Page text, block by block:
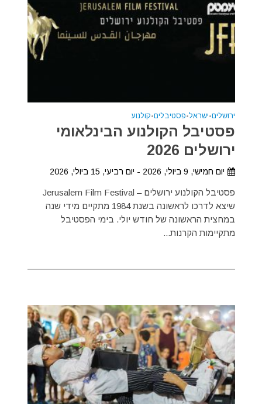
ירושלים•ישראל•פסטיבלים•קולנוע
פסטיבל הקולנוע הבינלאומי
ירושלים 2026
יום חמישי, 9 ביולי, 2026 - יום רביעי, 15 ביולי, 2026
פסטיבל הקולנוע ירושלים – Jerusalem Film Festival
שיצא לדרכו לראשונה בשנת 1984 מתקיים מידי שנה
במחצית הראשונה של חודש יולי. בימי הפסטיבל
מתקיימות הקרנות...